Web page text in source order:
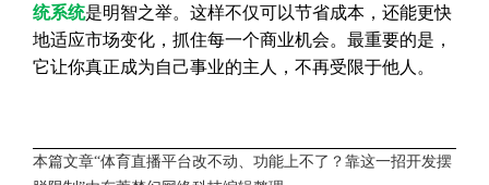
统系统是明智之举。这样不仅可以节省成本，还能更快
地适应市场变化，抓住每一个商业机会。最重要的是，
它让你真正成为自己事业的主人，不再受限于他人。
本篇文章“体育直播平台改不动、功能上不了？靠这一招开发摆